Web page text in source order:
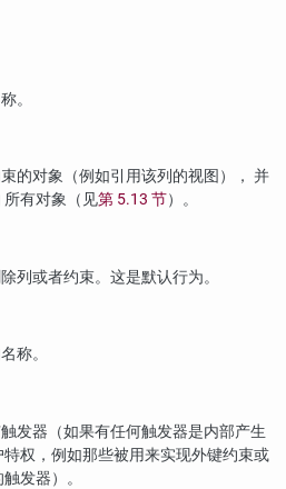
。
的对象（例如引用该列的视图）， 并
所有对象（见第 5.13 节）。
列或者约束。这是默认行为。
称。
发器（如果有任何触发器是内部产生
权，例如那些被用来实现外键约束或
发器）。